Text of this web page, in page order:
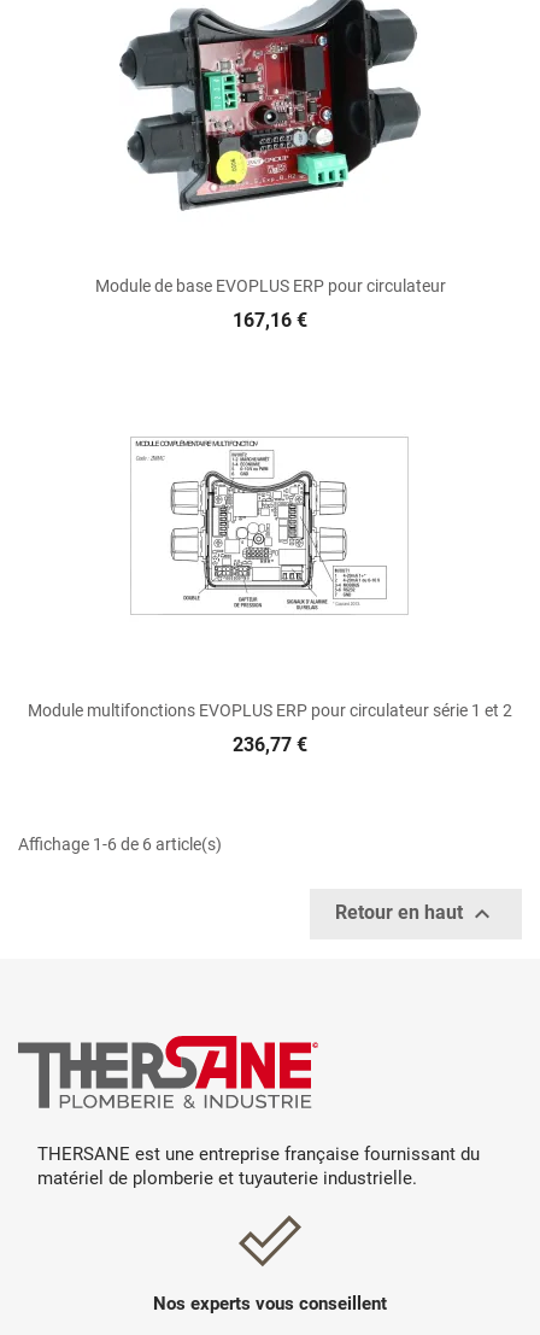
Module de base EVOPLUS ERP pour circulateur
167,16 €
Module multifonctions EVOPLUS ERP pour circulateur série 1 et 2
236,77 €
Affichage 1-6 de 6 article(s)
Retour en haut 
THERSANE est une entreprise française fournissant du
matériel de plomberie et tuyauterie industrielle.
Nos experts vous conseillent